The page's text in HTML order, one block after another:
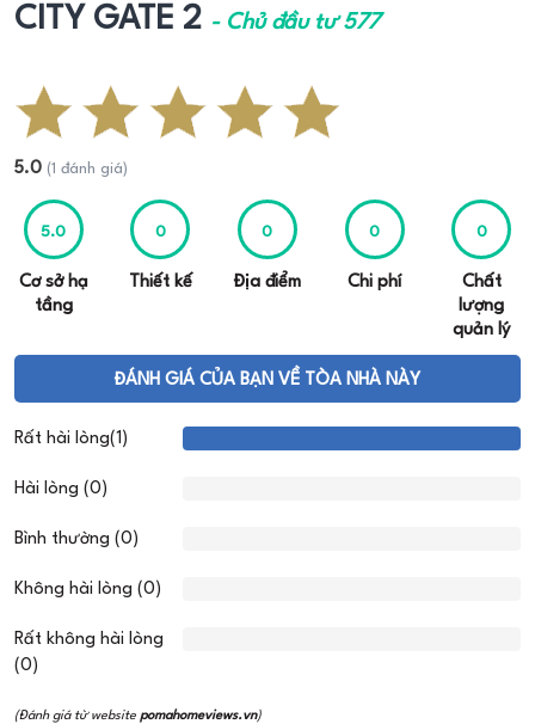
CITY GATE 2 - Chủ đầu tư 577
5.0 (1 đánh giá)
5.0
Cơ sở hạ
tầng
0
Thiết kế
0
Địa điểm
0
Chi phí
0
Chất
lượng
quản lý
ĐÁNH GIÁ CỦA BẠN VỀ TÒA NHÀ NÀY
Rất hài lòng(1)
Hài lòng (0)
Bình thường (0)
Không hài lòng (0)
Rất không hài lòng
(0)
(Đánh giá từ website pomahomeviews.vn)